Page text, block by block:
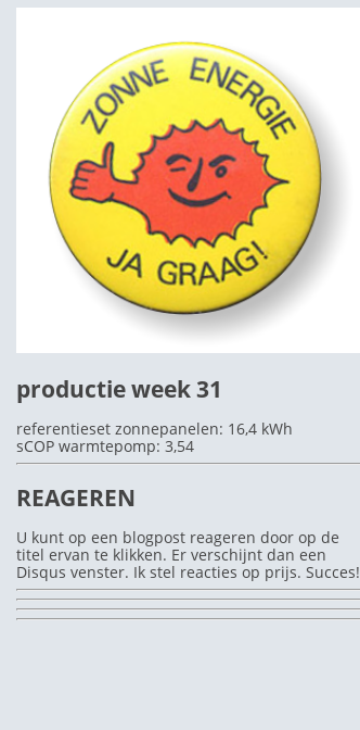
productie week 31
referentieset zonnepanelen: 16,4 kWh
sCOP warmtepomp: 3,54
REAGEREN
U kunt op een blogpost reageren door op de
titel ervan te klikken. Er verschijnt dan een
Disqus venster. Ik stel reacties op prijs. Succes!